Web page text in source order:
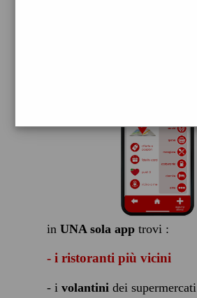
in UNA sola apptrovi :
- i ristoranti più vicini
- i volantinidei supermercati